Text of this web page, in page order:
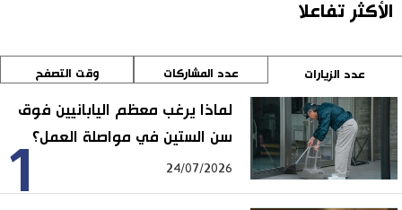
الأكثر تفاعلا
عدد الزيارات عدد المشاركات وقت التصفح
1
لماذا يرغب معظم اليابانيين فوق
سن الستين في مواصلة العمل؟
24/07/2026